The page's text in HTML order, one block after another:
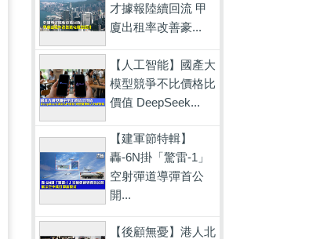
才據報陸續回流 甲
廈出租率改善豪...
【人工智能】國產大
模型競爭不比價格比
價值 DeepSeek...
【建軍節特輯】
轟-6N掛「驚雷-1」
空射彈道導彈首公
開...
【後顧無憂】港人北